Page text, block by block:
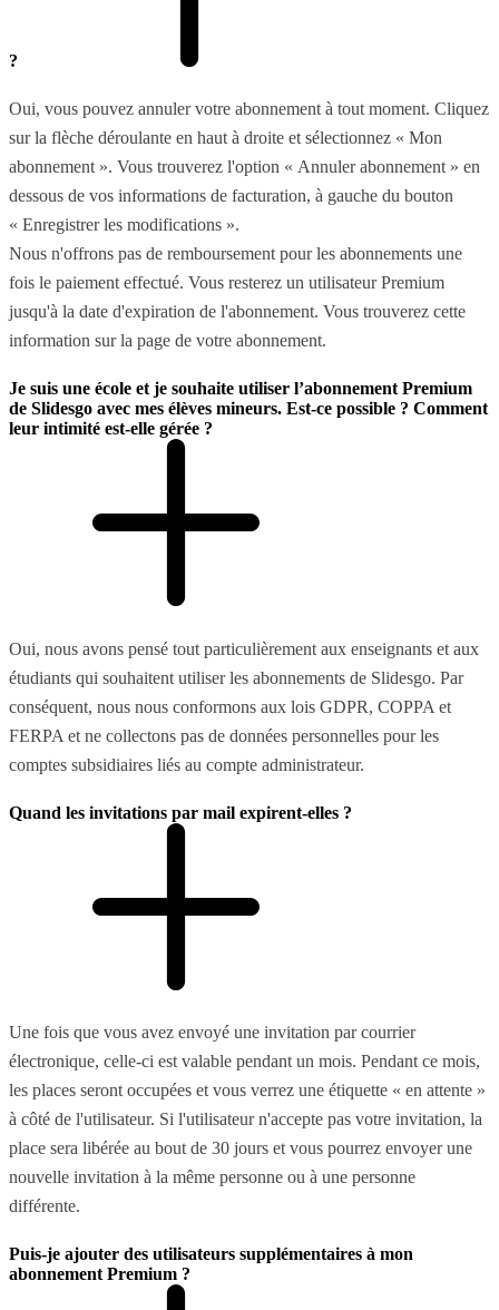
?
Oui, vous pouvez annuler votre abonnement à tout moment. Cliquez
sur la flèche déroulante en haut à droite et sélectionnez « Mon
abonnement ». Vous trouverez l'option « Annuler abonnement » en
dessous de vos informations de facturation, à gauche du bouton
« Enregistrer les modifications ».
Nous n'offrons pas de remboursement pour les abonnements une
fois le paiement effectué. Vous resterez un utilisateur Premium
jusqu'à la date d'expiration de l'abonnement. Vous trouverez cette
information sur la page de votre abonnement.
Je suis une école et je souhaite utiliser l’abonnement Premium
de Slidesgo avec mes élèves mineurs. Est-ce possible ? Comment
leur intimité est-elle gérée ?
Oui, nous avons pensé tout particulièrement aux enseignants et aux
étudiants qui souhaitent utiliser les abonnements de Slidesgo. Par
conséquent, nous nous conformons aux lois GDPR, COPPA et
FERPA et ne collectons pas de données personnelles pour les
comptes subsidiaires liés au compte administrateur.
Quand les invitations par mail expirent-elles ?
Une fois que vous avez envoyé une invitation par courrier
électronique, celle-ci est valable pendant un mois. Pendant ce mois,
les places seront occupées et vous verrez une étiquette « en attente »
à côté de l'utilisateur. Si l'utilisateur n'accepte pas votre invitation, la
place sera libérée au bout de 30 jours et vous pourrez envoyer une
nouvelle invitation à la même personne ou à une personne
différente.
Puis-je ajouter des utilisateurs supplémentaires à mon
abonnement Premium ?